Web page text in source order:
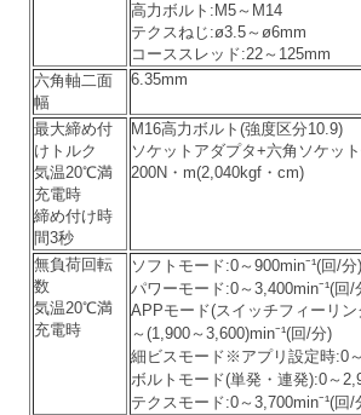
高力ボルト:M5～M14
テクスねじ:ø3.5～ø6mm
コーススレッド:22～125mm
六角軸二面
幅
6.35mm
最大締め付
けトルク
気温20℃満
充電時
締め付け時
間3秒
M16高力ボルト(強度区分10.9)
ソケットアダプタ+六角ソケッ
200N・m(2,040kgf・cm)
無負荷回転
数
気温20℃満
充電時
ソフトモード:0～900min⁻¹(回/分)
パワーモード:0～3,400min⁻¹(回/
APPモード(スイッチフィーリ
～(1,900～3,600)min⁻¹(回/分)
細ビスモード※アプリ設定時:0
ボルトモード(単発・連発):0～
テクスモード:0～3,700min⁻¹(回/